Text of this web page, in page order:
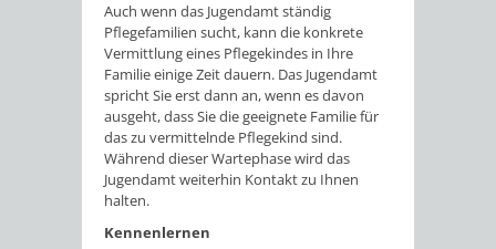
Auch wenn das Jugendamt ständig
Pflegefamilien sucht, kann die konkrete
Vermittlung eines Pflegekindes in Ihre
Familie einige Zeit dauern. Das Jugendamt
spricht Sie erst dann an, wenn es davon
ausgeht, dass Sie die geeignete Familie für
das zu vermittelnde Pflegekind sind.
Während dieser Wartephase wird das
Jugendamt weiterhin Kontakt zu Ihnen
halten.
Kennenlernen